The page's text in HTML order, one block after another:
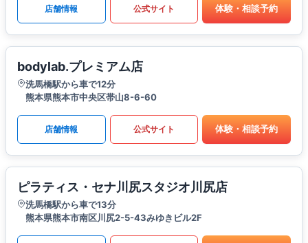
店舗情報 公式サイト 体験・相談予約
bodylab.プレミアム店
洗馬橋駅から車で12分
熊本県熊本市中央区帯山8-6-60
店舗情報 公式サイト 体験・相談予約
ピラティス・セナ川尻スタジオ川尻店
洗馬橋駅から車で13分
熊本県熊本市南区川尻2-5-43みゆきビル2F